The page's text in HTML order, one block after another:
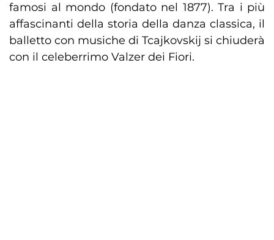
famosi al mondo (fondato nel 1877). Tra i più
affascinanti della storia della danza classica, il
balletto con musiche di Tcajkovskij si chiuderà
con il celeberrimo Valzer dei Fiori.